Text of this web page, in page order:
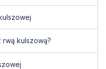
rwą kulszową?